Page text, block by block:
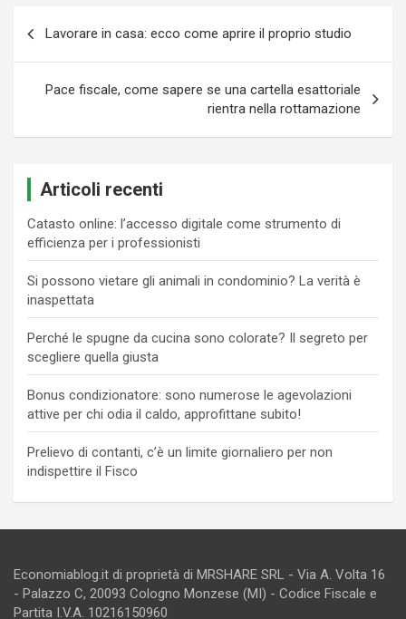
Lavorare in casa: ecco come aprire il proprio studio
Pace fiscale, come sapere se una cartella esattoriale
rientra nella rottamazione
Articoli recenti
Catasto online: l’accesso digitale come strumento di
efficienza per i professionisti
Si possono vietare gli animali in condominio? La verità è
inaspettata
Perché le spugne da cucina sono colorate? Il segreto per
scegliere quella giusta
Bonus condizionatore: sono numerose le agevolazioni
attive per chi odia il caldo, approfittane subito!
Prelievo di contanti, c’è un limite giornaliero per non
indispettire il Fisco
Economiablog.it di proprietà di MRSHARE SRL - Via A. Volta 16
- Palazzo C, 20093 Cologno Monzese (MI) - Codice Fiscale e
Partita I.V.A. 10216150960